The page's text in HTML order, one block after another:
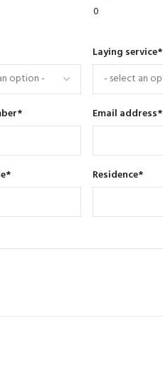
Laying service*
* Email address*
* Residence*